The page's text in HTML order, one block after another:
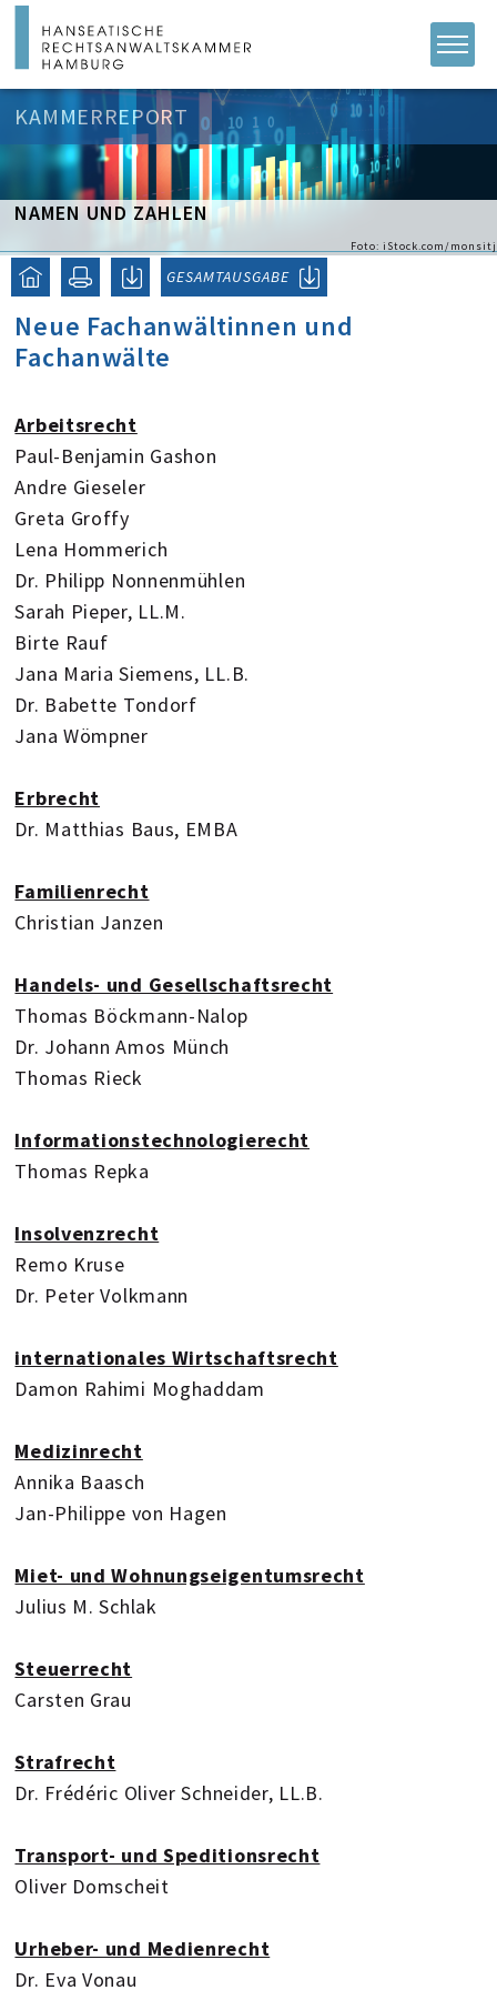
KAMMERREPORT
Foto: iStock.com/monsitj
NAMEN UND ZAHLEN
GESAMTAUSGABE
Neue Fachanwältinnen und
Fachanwälte
Arbeitsrecht
Paul-Benjamin Gashon
Andre Gieseler
Greta Groffy
Lena Hommerich
Dr. Philipp Nonnenmühlen
Sarah Pieper, LL.M.
Birte Rauf
Jana Maria Siemens, LL.B.
Dr. Babette Tondorf
Jana Wömpner
Erbrecht
Dr. Matthias Baus, EMBA
Familienrecht
Christian Janzen
Handels- und Gesellschaftsrecht
Thomas Böckmann-Nalop
Dr. Johann Amos Münch
Thomas Rieck
Informationstechnologierecht
Thomas Repka
Insolvenzrecht
Remo Kruse
Dr. Peter Volkmann
internationales Wirtschaftsrecht
Damon Rahimi Moghaddam
Medizinrecht
Annika Baasch
Jan-Philippe von Hagen
Miet- und Wohnungseigentumsrecht
Julius M. Schlak
Steuerrecht
Carsten Grau
Strafrecht
Dr. Frédéric Oliver Schneider, LL.B.
Transport- und Speditionsrecht
Oliver Domscheit
Urheber- und Medienrecht
Dr. Eva Vonau